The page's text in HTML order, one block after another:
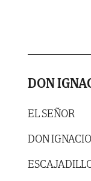
DON
EL SEÑOR
DON IGNACIO